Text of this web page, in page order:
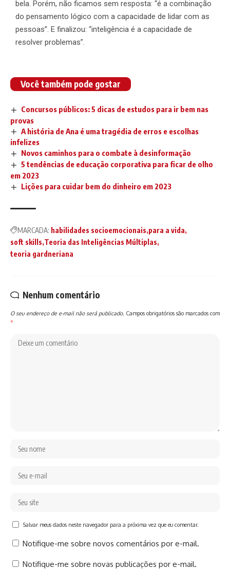
bela. Porém, não ficamos sem resposta: “é a combinação
do pensamento lógico com a capacidade de lidar com as
pessoas”. E finalizou: “inteligência é a capacidade de
resolver problemas”.
Você também pode gostar
Concursos públicos: 5 dicas de estudos para ir bem nas
provas
A história de Ana é uma tragédia de erros e escolhas
infelizes
Novos caminhos para o combate à desinformação
5 tendências de educação corporativa para ficar de olho
em 2023
Lições para cuidar bem do dinheiro em 2023
MARCADA: habilidades socioemocionais para a vida
soft skills Teoria das Inteligências Múltiplas
teoria gardneriana
Nenhum comentário
O seu endereço de e-mail não será publicado. Campos obrigatórios são marcados com
*
Salvar meus dados neste navegador para a próxima vez que eu comentar.
Notifique-me sobre novos comentários por e-mail.
Notifique-me sobre novas publicações por e-mail.